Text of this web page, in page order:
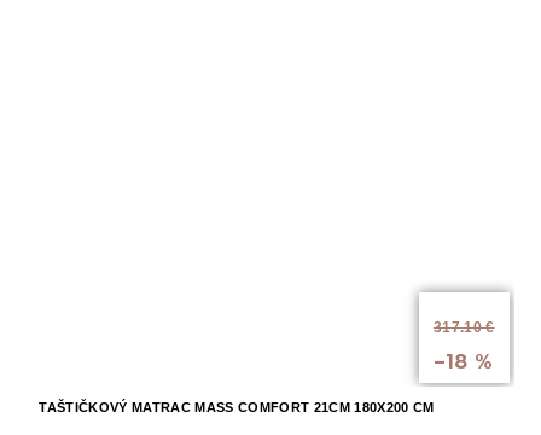
317.10 €
–18 %
TAŠTIČKOVÝ MATRAC MASS COMFORT 21CM 180X200 CM